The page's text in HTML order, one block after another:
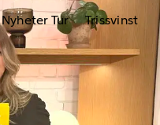
Nyheter Tur Trissvinst